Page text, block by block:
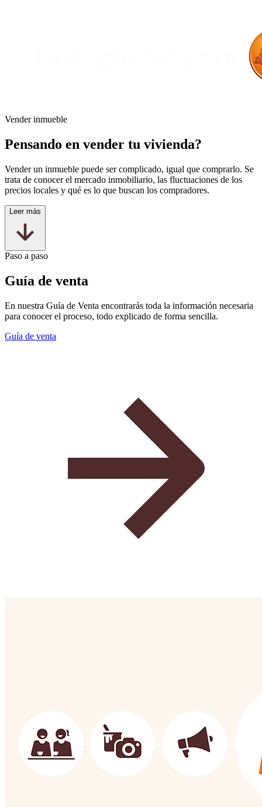
Vender inmueble
Pensando en vender tu vivienda?
Vender un inmueble puede ser complicado, igual que comprarlo. Se
trata de conocer el mercado inmobiliario, las fluctuaciones de los
precios locales y qué es lo que buscan los compradores.
Leer más
Paso a paso
Guía de venta
En nuestra Guía de Venta encontrarás toda la información necesaria
para conocer el proceso, todo explicado de forma sencilla.
Guía de venta